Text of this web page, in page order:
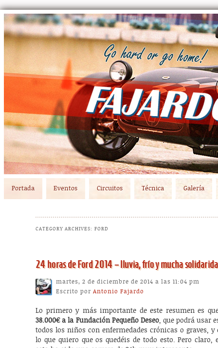
Skip to primary content
Skip to secondary content
Portada Eventos Circuitos Técnica Galería
CATEGORY ARCHIVES:FORD
24 horas de Ford 2014 – lluvia, frío y mucha
martes, 2 de diciembre de 2014 a las 11:04 pm
Escrito porAntonio Fajardo
Lo primero y más importante de este resumen es
38.000€ a la Fundación Pequeño Deseo, que podrá usar
todos los niños con enfermedades crónicas o graves,
lo que quiero que os quedéis de todo esto. Pero claro,